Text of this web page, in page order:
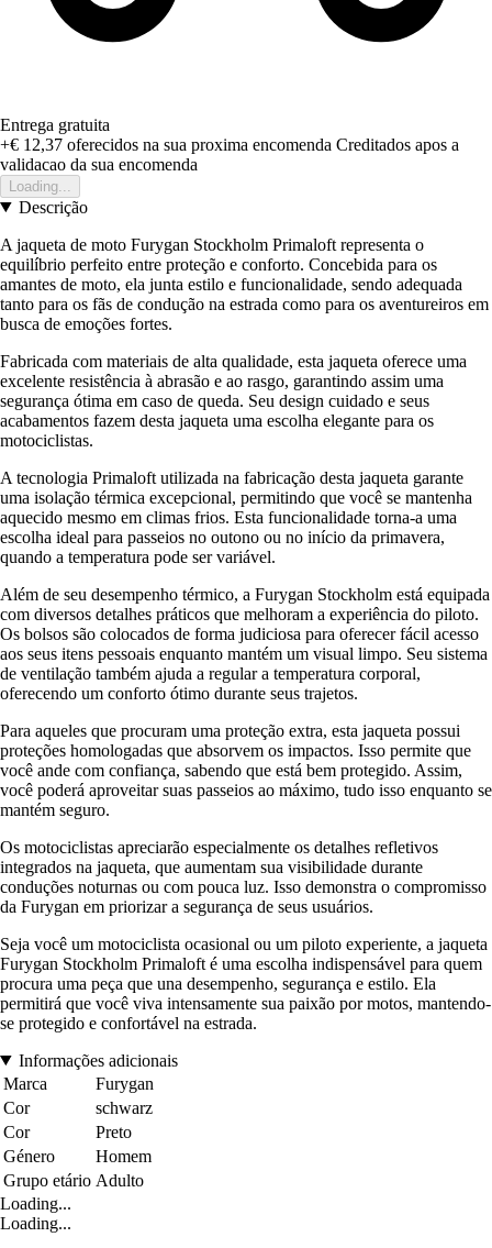
Entrega gratuita
+€ 12,37 oferecidos na sua proxima encomenda Creditados apos a
validacao da sua encomenda
Loading...
Descrição
A jaqueta de moto Furygan Stockholm Primaloft representa o
equilíbrio perfeito entre proteção e conforto. Concebida para os
amantes de moto, ela junta estilo e funcionalidade, sendo adequada
tanto para os fãs de condução na estrada como para os aventureiros em
busca de emoções fortes.
Fabricada com materiais de alta qualidade, esta jaqueta oferece uma
excelente resistência à abrasão e ao rasgo, garantindo assim uma
segurança ótima em caso de queda. Seu design cuidado e seus
acabamentos fazem desta jaqueta uma escolha elegante para os
motociclistas.
A tecnologia Primaloft utilizada na fabricação desta jaqueta garante
uma isolação térmica excepcional, permitindo que você se mantenha
aquecido mesmo em climas frios. Esta funcionalidade torna-a uma
escolha ideal para passeios no outono ou no início da primavera,
quando a temperatura pode ser variável.
Além de seu desempenho térmico, a Furygan Stockholm está equipada
com diversos detalhes práticos que melhoram a experiência do piloto.
Os bolsos são colocados de forma judiciosa para oferecer fácil acesso
aos seus itens pessoais enquanto mantém um visual limpo. Seu sistema
de ventilação também ajuda a regular a temperatura corporal,
oferecendo um conforto ótimo durante seus trajetos.
Para aqueles que procuram uma proteção extra, esta jaqueta possui
proteções homologadas que absorvem os impactos. Isso permite que
você ande com confiança, sabendo que está bem protegido. Assim,
você poderá aproveitar suas passeios ao máximo, tudo isso enquanto se
mantém seguro.
Os motociclistas apreciarão especialmente os detalhes refletivos
integrados na jaqueta, que aumentam sua visibilidade durante
conduções noturnas ou com pouca luz. Isso demonstra o compromisso
da Furygan em priorizar a segurança de seus usuários.
Seja você um motociclista ocasional ou um piloto experiente, a jaqueta
Furygan Stockholm Primaloft é uma escolha indispensável para quem
procura uma peça que una desempenho, segurança e estilo. Ela
permitirá que você viva intensamente sua paixão por motos, mantendo-
se protegido e confortável na estrada.
Informações adicionais
Marca
Furygan
Cor
schwarz
Cor
Preto
Género
Homem
Grupo etário Adulto
Loading...
Loading...